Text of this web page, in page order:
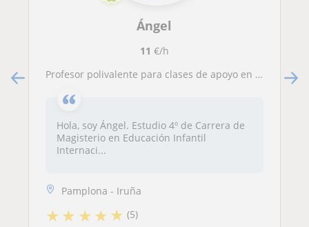
Ángel
11 €/h
Profesor polivalente para clases de apoyo en Infantil y Primaria
Hola, soy Ángel. Estudio 4º de Carrera de
Magisterio en Educación Infantil
Internaci...
Pamplona - Iruña
★★ ★★★ (5)